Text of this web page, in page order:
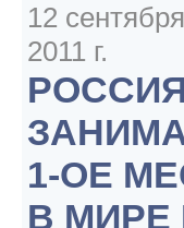
12 сентября
2011 г.
1-ОЕ
В МИРЕ